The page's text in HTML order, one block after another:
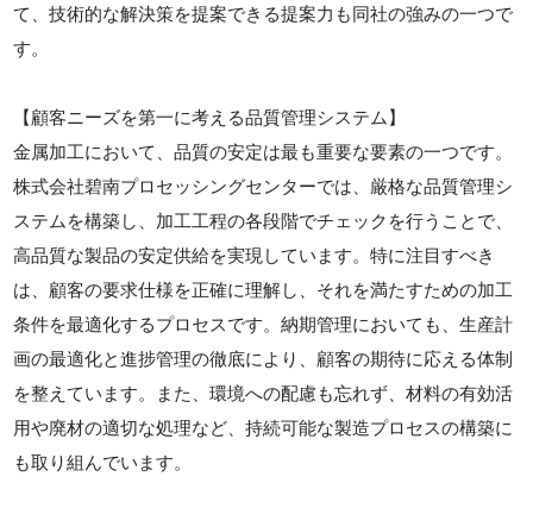
て、技術的な解決策を提案できる提案力も同社の強みの一つで
す。
【顧客ニーズを第一に考える品質管理システム】
金属加工において、品質の安定は最も重要な要素の一つです。
株式会社碧南プロセッシングセンターでは、厳格な品質管理シ
ステムを構築し、加工工程の各段階でチェックを行うことで、
高品質な製品の安定供給を実現しています。特に注目すべき
は、顧客の要求仕様を正確に理解し、それを満たすための加工
条件を最適化するプロセスです。納期管理においても、生産計
画の最適化と進捗管理の徹底により、顧客の期待に応える体制
を整えています。また、環境への配慮も忘れず、材料の有効活
用や廃材の適切な処理など、持続可能な製造プロセスの構築に
も取り組んでいます。